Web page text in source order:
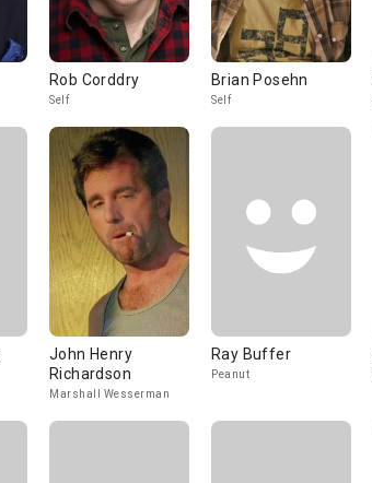
Rob Corddry
Self
Brian Posehn
Self
John Henry
Richardson
Marshall Wesserman
Ray Buffer
Peanut